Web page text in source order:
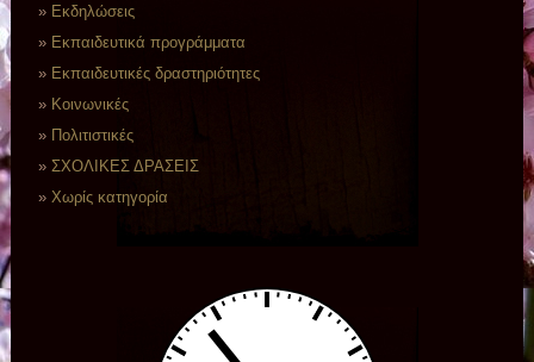
Εκδηλώσεις
Εκπαιδευτικά προγράμματα
Εκπαιδευτικές δραστηριότητες
Κοινωνικές
Πολιτιστικές
ΣΧΟΛΙΚΕΣ ΔΡΑΣΕΙΣ
Χωρίς κατηγορία